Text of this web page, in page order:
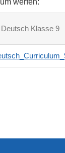
werfen:
Deutsch Klasse 9